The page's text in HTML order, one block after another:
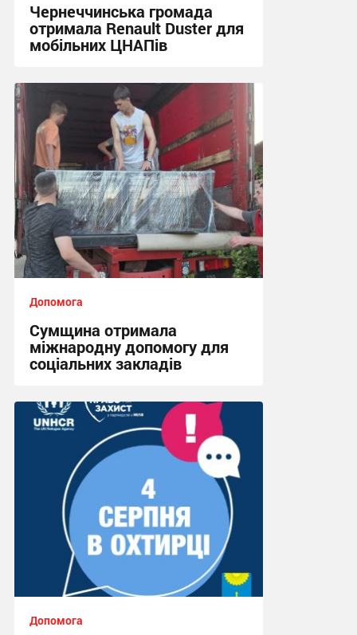
Чернеччинська громада
отримала Renault Duster для
мобільних ЦНАПів
16:29, 7.08.2026
Допомога
Сумщина отримала
міжнародну допомогу для
соціальних закладів
08:45, 31.07.2026
Допомога